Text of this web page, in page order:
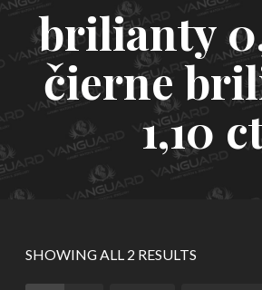
brilianty
čierne
1,10
SHOWING ALL 2 RESULTS